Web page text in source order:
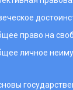
право на
личное